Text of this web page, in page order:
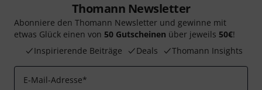
Thomann Newsletter
Abonniere den Thomann Newsletter und gewinne mit
etwas Glück einen von 50 Gutscheinen über jeweils 50€!
Inspirierende Beiträge
Deals Thomann Insights
E-Mail-Adresse*